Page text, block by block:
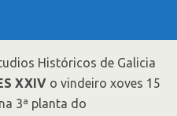
Históricos de Galicia
XXIV o vindeiro xoves 15
3ª planta do